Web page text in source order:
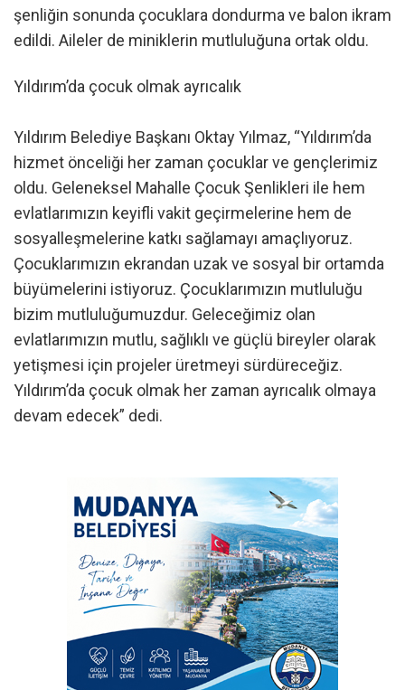
şenliğin sonunda çocuklara dondurma ve balon ikram
edildi. Aileler de miniklerin mutluluğuna ortak oldu.
Yıldırım’da çocuk olmak ayrıcalık
Yıldırım Belediye Başkanı Oktay Yılmaz, “Yıldırım’da
hizmet önceliği her zaman çocuklar ve gençlerimiz
oldu. Geleneksel Mahalle Çocuk Şenlikleri ile hem
evlatlarımızın keyifli vakit geçirmelerine hem de
sosyalleşmelerine katkı sağlamayı amaçlıyoruz.
Çocuklarımızın ekrandan uzak ve sosyal bir ortamda
büyümelerini istiyoruz. Çocuklarımızın mutluluğu
bizim mutluluğumuzdur. Geleceğimiz olan
evlatlarımızın mutlu, sağlıklı ve güçlü bireyler olarak
yetişmesi için projeler üretmeyi sürdüreceğiz.
Yıldırım’da çocuk olmak her zaman ayrıcalık olmaya
devam edecek” dedi.